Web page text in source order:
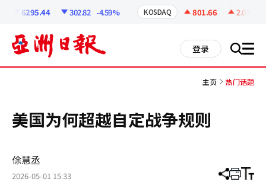
6295.44 302.82 -4.59% KOSDAQ 801.66 2.07
登录 搜 all
主页 热门话题
美国为何超越自定战争规则
俆慧丞
2026-05-01 15:33 分 打 调